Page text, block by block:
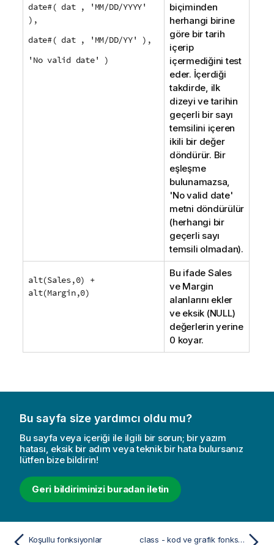
date#( dat , 'MM/DD/YYYY'
),
date#( dat , 'MM/DD/YY' ),
'No valid date' )
biçiminden
herhangi birine
göre bir tarih
içerip
içermediğini test
eder. İçerdiği
takdirde, ilk
dizeyi ve tarihin
geçerli bir sayı
temsilini içeren
ikili bir değer
döndürür. Bir
eşleşme
bulunamazsa,
'No valid date'
metni döndürülür
(herhangi bir
geçerli sayı
temsili olmadan).
alt(Sales,0) +
alt(Margin,0)
Bu ifade Sales
ve Margin
alanlarını ekler
ve eksik (NULL)
değerlerin yerine
0 koyar.
Bu sayfa size yardımcı oldu mu?
Bu sayfa veya içeriği ile ilgili bir sorun; bir yazım
hatası, eksik bir adım veya teknik bir hata bulursanız
lütfen bize bildirin!
Geri bildiriminizi buradan iletin
Koşullu fonksiyonlar class - kod ve grafik fonksiyonu